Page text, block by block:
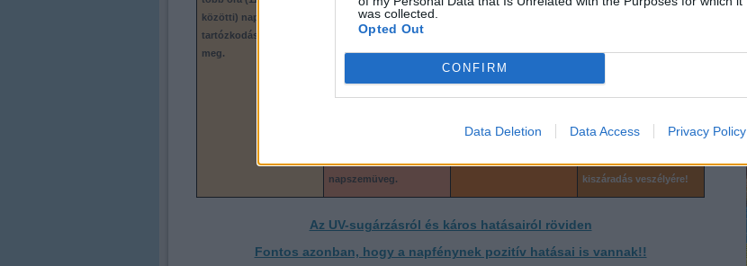
was collected.
Opted Out
CONFIRM
Data Deletion Data Access Privacy Policy
közötti) napon
tartózkodás után jelenik
meg.
tartózkodást.
– Bőrpír (leégés)
hosszabb napozást
napszemüveg.
illetve ruházattal védeni
a bőrt a közvetlen
alkalmazása!
károsodhat, illetve
kiszáradás veszélyére!
Az UV-sugárzásról és káros hatásairól röviden
Fontos azonban, hogy a napfénynek pozitív hatásai is vannak!!